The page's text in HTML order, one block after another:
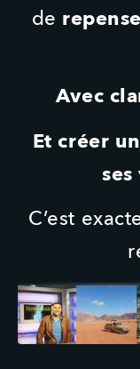
de
Avec
Et créer
C’est